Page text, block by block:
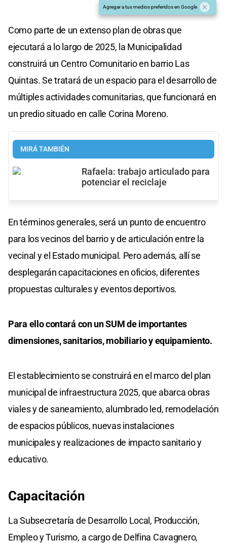
Agregar a tus medios preferidos en Google
Como parte de un extenso plan de obras que
ejecutará a lo largo de 2025, la Municipalidad
construirá un Centro Comunitario en barrio Las
Quintas. Se tratará de un espacio para el desarrollo de
múltiples actividades comunitarias, que funcionará en
un predio situado en calle Corina Moreno.
MIRÁ TAMBIÉN
Rafaela: trabajo articulado para
potenciar el reciclaje
En términos generales, será un punto de encuentro
para los vecinos del barrio y de articulación entre la
vecinal y el Estado municipal. Pero además, allí se
desplegarán capacitaciones en oficios, diferentes
propuestas culturales y eventos deportivos.
Para ello contará con un SUM de importantes
dimensiones, sanitarios, mobiliario y equipamiento.
El establecimiento se construirá en el marco del plan
municipal de infraestructura 2025, que abarca obras
viales y de saneamiento, alumbrado led, remodelación
de espacios públicos, nuevas instalaciones
municipales y realizaciones de impacto sanitario y
educativo.
Capacitación
La Subsecretaría de Desarrollo Local, Producción,
Empleo y Turismo, a cargo de Delfina Cavagnero,